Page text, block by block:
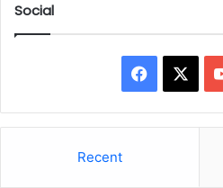
Social
Facebook
Recent